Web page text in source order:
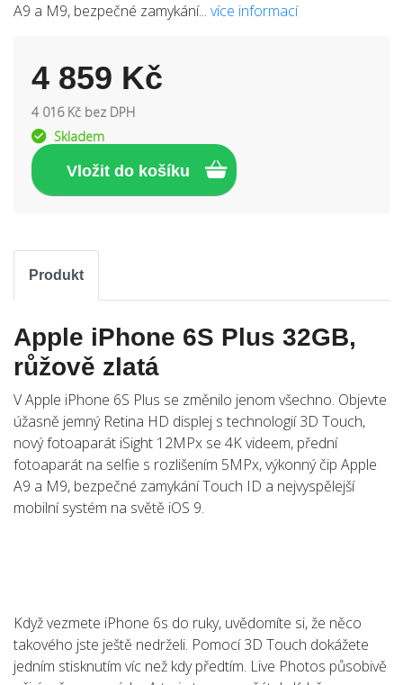
A9 a M9, bezpečné zamykání... více informací
4 859 Kč
4 016 Kč bez DPH
Skladem
Produkt
Apple iPhone 6S Plus 32GB,
růžově zlatá
V Apple iPhone 6S Plus se změnilo jenom všechno. Objevte
úžasně jemný Retina HD displej s technologií 3D Touch,
nový fotoaparát iSight 12MPx se 4K videem, přední
fotoaparát na selfie s rozlišením 5MPx, výkonný čip Apple
A9 a M9, bezpečné zamykání Touch ID a nejvyspělejší
mobilní systém na světě iOS 9.
Když vezmete iPhone 6s do ruky, uvědomíte si, že něco
takového jste ještě nedrželi. Pomocí 3D Touch dokážete
jedním stisknutím víc než kdy předtím. Live Photos působivě